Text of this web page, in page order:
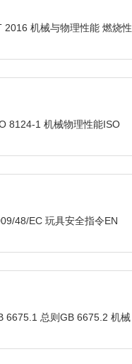
2016 机械与物理性能 燃烧性
8124-1 机械物理性能ISO
48/EC 玩具安全指令EN
6675.1 总则GB 6675.2 机械